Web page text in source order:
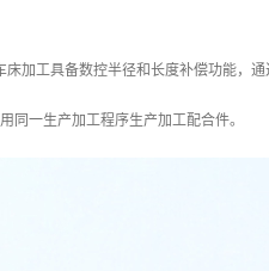
加工具备数控半径和长度补偿功能，
同一生产加工程序生产加工配合件。